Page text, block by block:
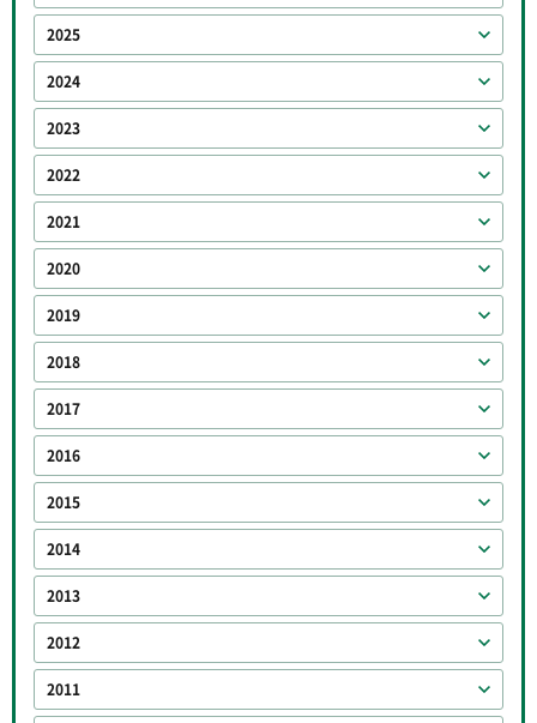
2025
2024
2023
2022
2021
2020
2019
2018
2017
2016
2015
2014
2013
2012
2011